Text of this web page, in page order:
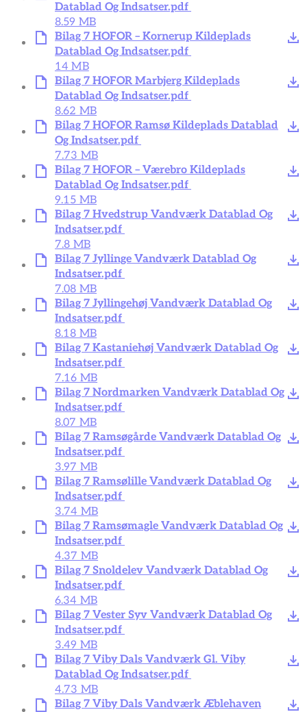
Datablad Og Indsatser.pdf
8.59 MB
Bilag 7 HOFOR – Kornerup Kildeplads
Datablad Og Indsatser.pdf
14 MB
Bilag 7 HOFOR Marbjerg Kildeplads
Datablad Og Indsatser.pdf
8.62 MB
Bilag 7 HOFOR Ramsø Kildeplads Datablad
Og Indsatser.pdf
7.73 MB
Bilag 7 HOFOR – Værebro Kildeplads
Datablad Og Indsatser.pdf
9.15 MB
Bilag 7 Hvedstrup Vandværk Datablad Og
Indsatser.pdf
7.8 MB
Bilag 7 Jyllinge Vandværk Datablad Og
Indsatser.pdf
7.08 MB
Bilag 7 Jyllingehøj Vandværk Datablad Og
Indsatser.pdf
8.18 MB
Bilag 7 Kastaniehøj Vandværk Datablad Og
Indsatser.pdf
7.16 MB
Bilag 7 Nordmarken Vandværk Datablad Og
Indsatser.pdf
8.07 MB
Bilag 7 Ramsøgårde Vandværk Datablad Og
Indsatser.pdf
3.97 MB
Bilag 7 Ramsølille Vandværk Datablad Og
Indsatser.pdf
3.74 MB
Bilag 7 Ramsømagle Vandværk Datablad Og
Indsatser.pdf
4.37 MB
Bilag 7 Snoldelev Vandværk Datablad Og
Indsatser.pdf
6.34 MB
Bilag 7 Vester Syv Vandværk Datablad Og
Indsatser.pdf
3.49 MB
Bilag 7 Viby Dals Vandværk Gl. Viby
Datablad Og Indsatser.pdf
4.73 MB
Bilag 7 Viby Dals Vandværk Æblehaven